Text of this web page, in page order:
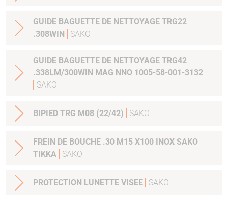
GUIDE BAGUETTE DE NETTOYAGE TRG22
.308WIN
SAKO
GUIDE BAGUETTE DE NETTOYAGE TRG42
.338LM/300WIN MAG NNO 1005-58-001-3132
SAKO
BIPIED TRG M08 (22/42) SAKO
FREIN DE BOUCHE .30 M15 X100 INOX SAKO
TIKKA
SAKO
PROTECTION LUNETTE VISEE SAKO